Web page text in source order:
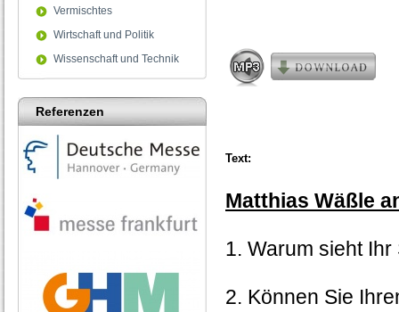
Vermischtes
Wirtschaft und Politik
Wissenschaft und Technik
Referenzen
Text:
Matthias Wäßle
1. Warum sieht
2. Können Sie